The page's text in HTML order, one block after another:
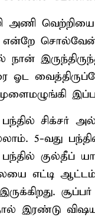
அணி வெற்றியை
என்றே
நான்
ஓட
பந்தில் சிக்சர்
5-வது
பந்தில் குல்தீப்
எட்டி ஆட்டம்
இரண்டு